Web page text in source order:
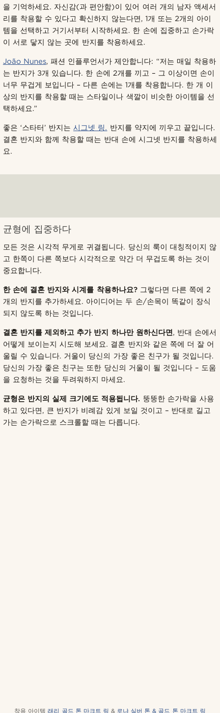
을 기억하세요. 자신감(과 편안함)이 있어 여러 개의 남자 액세서
리를 착용할 수 있다고 확신하지 않는다면, 1개 또는 2개의 아이
템을 선택하고 거기서부터 시작하세요. 한 손에 집중하고 손가락
이 서로 닿지 않는 곳에 반지를 착용하세요.
João Nunes, 패션 인플루언서가 제안합니다: “저는 매일 착용하
는 반지가 3개 있습니다. 한 손에 2개를 끼고 – 그 이상이면 손이
너무 무겁게 보입니다 – 다른 손에는 1개를 착용합니다. 한 개 이
상의 반지를 착용할 때는 스타일이나 색깔이 비슷한 아이템을 선
택하세요.”
좋은 ‘스타터’ 반지는시그넷 링. 반지를 약지에 끼우고 끝입니다.
결혼 반지와 함께 착용할 때는 반대 손에 시그넷 반지를 착용하세
요.
균형에 집중하다
모든 것은 시각적 무게로 귀결됩니다. 당신의 룩이 대칭적이지 않
고 한쪽이 다른 쪽보다 시각적으로 약간 더 무겁도록 하는 것이
중요합니다.
한 손에 결혼 반지와 시계를 착용하나요?그렇다면 다른 쪽에 2
개의 반지를 추가하세요. 아이디어는 두 손/손목이 똑같이 장식
되지 않도록 하는 것입니다.
결혼 반지를 제외하고 추가 반지 하나만 원하신다면, 반대 손에서
어떻게 보이는지 시도해 보세요. 결혼 반지와 같은 쪽에 더 잘 어
울릴 수 있습니다. 거울이 당신의 가장 좋은 친구가 될 것입니다.
당신의 가장 좋은 친구는 또한 당신의 거울이 될 것입니다 – 도움
을 요청하는 것을 두려워하지 마세요.
균형은 반지의 실제 크기에도 적용됩니다. 뚱뚱한 손가락을 사용
하고 있다면, 큰 반지가 비례감 있게 보일 것이고 – 반대로 길고
가는 손가락으로 스크롤할 때는 다릅니다.
착용 아이템 래리 골드 톤 마크트 링 & 로냐 실버 톤 & 골드 톤 마크트 링